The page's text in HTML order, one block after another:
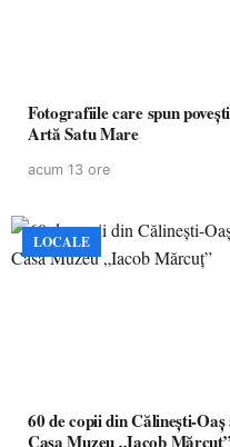
Fotografiile care spun
Artă Satu Mare
acum 13 ore
LOCALE
60 de copii din Călinești-
Casa Muzeu „Iacob Mărcuț”